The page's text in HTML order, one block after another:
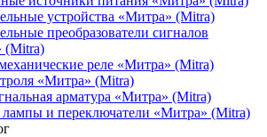
устройства «Митра» (Mitra)
преобразователи сигналов
(Mitra)
реле «Митра» (Mitra)
«Митра» (Mitra)
арматура «Митра» (Mitra)
и переключатели «Митра» (Mitra)